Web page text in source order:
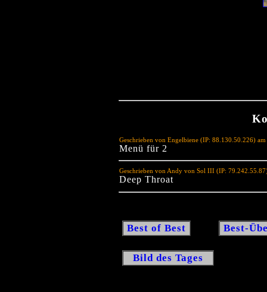
Geschrieben von Engelbiene (IP: 88.130.50.226)
Menü für 2
Geschrieben von Andy von Sol III (IP:
Deep Throat
Best of Best Best-
Bild des Tages